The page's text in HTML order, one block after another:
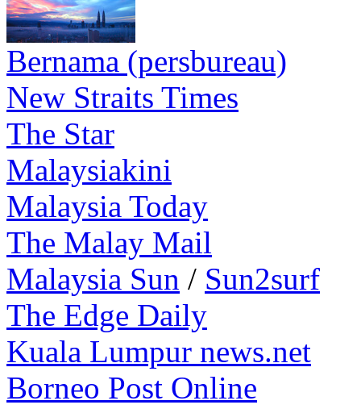
Bernama (persbureau)
New Straits Times
The Star
Malaysiakini
Malaysia Today
The Malay Mail
Malaysia Sun / Sun2surf
The Edge Daily
Kuala Lumpur news.net
Borneo Post Online